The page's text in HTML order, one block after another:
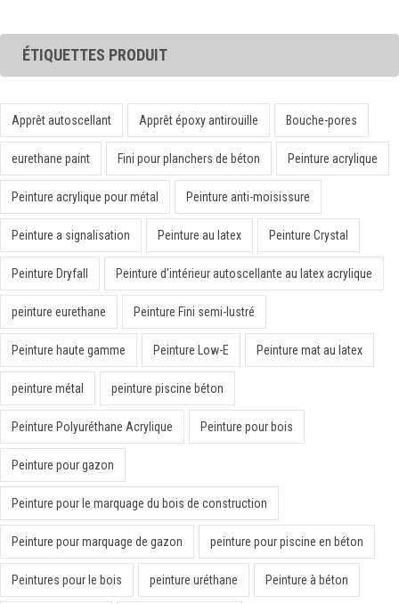
ÉTIQUETTES PRODUIT
Apprêt autoscellant Apprêt époxy antirouille Bouche-pores
eurethane paint Fini pour planchers de béton Peinture acrylique
Peinture acrylique pour métal Peinture anti-moisissure
Peinture a signalisation Peinture au latex Peinture Crystal
Peinture Dryfall Peinture d’intérieur autoscellante au latex acrylique
peinture eurethane Peinture Fini semi-lustré
Peinture haute gamme Peinture Low-E Peinture mat au latex
peinture métal peinture piscine béton
Peinture Polyuréthane Acrylique Peinture pour bois
Peinture pour gazon
Peinture pour le marquage du bois de construction
Peinture pour marquage de gazon peinture pour piscine en béton
Peintures pour le bois peinture uréthane Peinture à béton